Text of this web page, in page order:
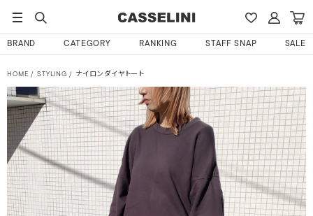
BRAND CATEGORY RANKING STAFF SNAP SALE
HOME STYLING ナイロンダイヤトート